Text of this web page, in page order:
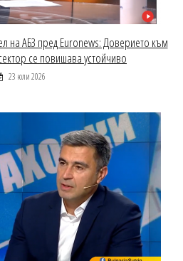
на АБЗ пред Euronews: Доверието към
се повишава устойчиво
23 юли 2026